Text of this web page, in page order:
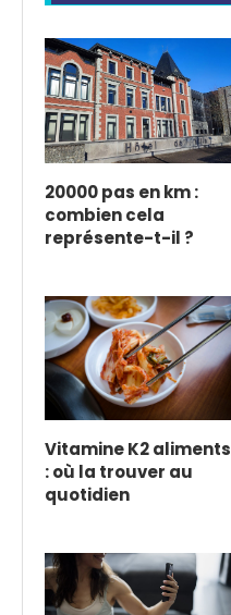
20000 pas en km :
combien cela
représente-t-il ?
Vitamine K2 aliments
: où la trouver au
quotidien